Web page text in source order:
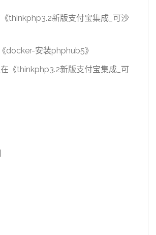
thinkphp3.2新版支付宝集成_可沙
docker-安装phphub5》
《thinkphp3.2新版支付宝集成_可